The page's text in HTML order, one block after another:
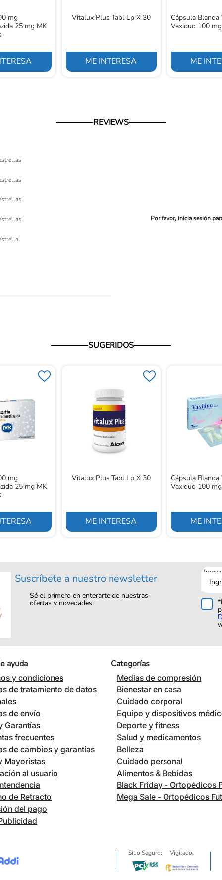
mg
25 mg MK
Vitalux Plus Tabl Lp X 30
ME INTERESA
Cápsula Blanda
Vaxiduo 100
ME
REVIEWS
Por favor, inicia sesión
SUGERIDOS
mg
25 mg MK
Vitalux Plus Tabl Lp X 30
ME INTERESA
Cápsula Blanda
Vaxiduo 100
ME
Suscríbete a nuestro newsletter
Sé el primero en enterarte de nuestras
ofertas y novedades.
tu
correo
ayuda
y condiciones
de tratamiento de datos
de envío
Garantías
frecuentes
de cambios y garantías
Mayoristas
al usuario
de Retracto
del pago
Categorías
Medias de compresión
Bienestar en casa
Cuidado corporal
Equipo y dispositivos
Deporte y fitness
Salud y medicamentos
Belleza
Cuidado personal
Alimentos & Bebidas
Black Friday - Ortopédicos
Mega Sale - Ortopédicos
Sitio Seguro: Vigilado: